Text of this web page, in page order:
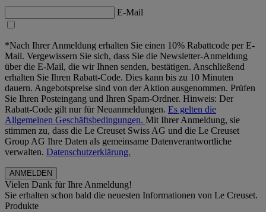
E-Mail
*Nach Ihrer Anmeldung erhalten Sie einen 10% Rabattcode per E-
Mail. Vergewissern Sie sich, dass Sie die Newsletter-Anmeldung
über die E-Mail, die wir Ihnen senden, bestätigen. Anschließend
erhalten Sie Ihren Rabatt-Code. Dies kann bis zu 10 Minuten
dauern. Angebotspreise sind von der Aktion ausgenommen. Prüfen
Sie Ihren Posteingang und Ihren Spam-Ordner. Hinweis: Der
Rabatt-Code gilt nur für Neuanmeldungen. Es gelten die
Allgemeinen Geschäftsbedingungen. Mit Ihrer Anmeldung, sie
stimmen zu, dass die Le Creuset Swiss AG und die Le Creuset
Group AG Ihre Daten als gemeinsame Datenverantwortliche
verwalten. Datenschutzerklärung.
Vielen Dank für Ihre Anmeldung!
Sie erhalten schon bald die neuesten Informationen von Le Creuset.
Produkte